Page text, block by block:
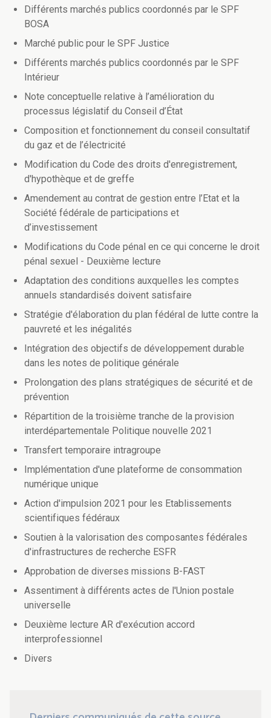
Différents marchés publics coordonnés par le SPF
BOSA
Marché public pour le SPF Justice
Différents marchés publics coordonnés par le SPF
Intérieur
Note conceptuelle relative à l’amélioration du
processus législatif du Conseil d’État
Composition et fonctionnement du conseil consultatif
du gaz et de l’électricité
Modification du Code des droits d'enregistrement,
d'hypothèque et de greffe
Amendement au contrat de gestion entre l’Etat et la
Société fédérale de participations et
d’investissement
Modifications du Code pénal en ce qui concerne le droit
pénal sexuel - Deuxième lecture
Adaptation des conditions auxquelles les comptes
annuels standardisés doivent satisfaire
Stratégie d'élaboration du plan fédéral de lutte contre la
pauvreté et les inégalités
Intégration des objectifs de développement durable
dans les notes de politique générale
Prolongation des plans stratégiques de sécurité et de
prévention
Répartition de la troisième tranche de la provision
interdépartementale Politique nouvelle 2021
Transfert temporaire intragroupe
Implémentation d'une plateforme de consommation
numérique unique
Action d'impulsion 2021 pour les Etablissements
scientifiques fédéraux
Soutien à la valorisation des composantes fédérales
d'infrastructures de recherche ESFR
Approbation de diverses missions B-FAST
Assentiment à différents actes de l'Union postale
universelle
Deuxième lecture AR d'exécution accord
interprofessionnel
Divers